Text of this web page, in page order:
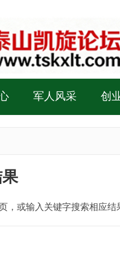
军人风采 创
，或输入关键字搜索相应结